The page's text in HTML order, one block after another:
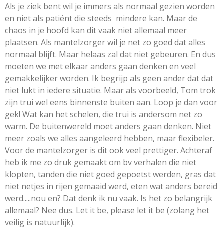
Als je ziek bent wil je immers als normaal gezien worden
en niet als patiënt die steeds mindere kan. Maar de
chaos in je hoofd kan dit vaak niet allemaal meer
plaatsen. Als mantelzorger wil je net zo goed dat alles
normaal blijft. Maar helaas zal dat niet gebeuren. En dus
moeten we met elkaar anders gaan denken en veel
gemakkelijker worden. Ik begrijp als geen ander dat dat
niet lukt in iedere situatie. Maar als voorbeeld, Tom trok
zijn trui wel eens binnenste buiten aan. Loop je dan voor
gek! Wat kan het schelen, die trui is andersom net zo
warm. De buitenwereld moet anders gaan denken. Niet
meer zoals we alles aangeleerd hebben, maar flexibeler.
Voor de mantelzorger is dit ook veel prettiger. Achteraf
heb ik me zo druk gemaakt om bv verhalen die niet
klopten, tanden die niet goed gepoetst werden, gras dat
niet netjes in rijen gemaaid werd, eten wat anders bereid
werd.....nou en? Dat denk ik nu vaak. Is het zo belangrijk
allemaal? Nee dus. Let it be, please let it be (zolang het
veilig is natuurlijk).